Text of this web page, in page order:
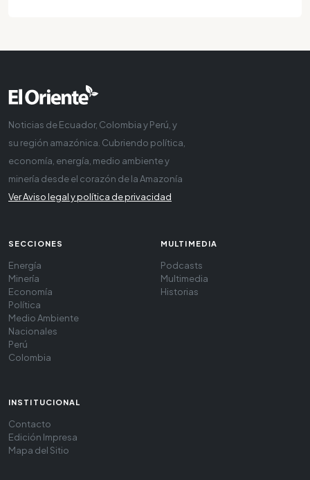
Noticias de Ecuador, Colombia y Perú, y
su región amazónica. Cubriendo política,
economía, energía, medio ambiente y
minería desde el corazón de la Amazonía
Ver Aviso legal y política de privacidad
SECCIONES
Energía
Minería
Economía
Política
Medio Ambiente
Nacionales
Perú
Colombia
MULTIMEDIA
Podcasts
Multimedia
Historias
INSTITUCIONAL
Contacto
Edición Impresa
Mapa del Sitio